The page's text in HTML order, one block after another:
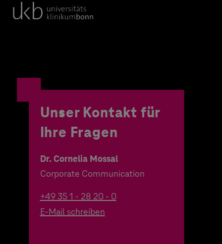
Unser Kontakt für
Ihre Fragen
Dr. Cornelia Mossal
Corporate Communication
+49 35 1 - 28 20 - 0
E-Mail schreiben